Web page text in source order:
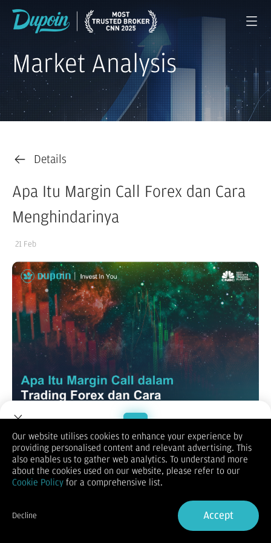
Market Analysis
Details
Apa Itu Margin Call Forex dan Cara
Menghindarinya
21 Feb
Dalam dunia trading forex, istilah margin call sering kali
terdengar menakutkan bagi para trader, terutama bagi
mereka yang baru mulai memahami dinamika pasar. Istilah ini
muncul ketika posisi trading Anda mengalami kerugian besar
hingga modal yang tersedia tidak cukup lagi untuk menahan
bahwa Anda perlu segera mengambil tindakan agar akun tidak
mengalami kerugian total. Artikel ini akan membahas secara
lengkap tentang apa itu margin call, mengapa hal ini bisa
Welcome to Dupoin.
Trade with a Trusted Broker
Sign in
Our website utilises cookies to enhance your experience by
providing personalised content and relevant advertising. This
also enables us to gather web analytics. To understand more
about the cookies used on our website, please refer to our
Cookie Policy for a comprehensive list.
Decline Accept